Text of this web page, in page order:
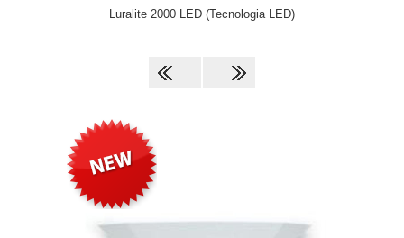
Luralite 2000 LED (Tecnologia LED)